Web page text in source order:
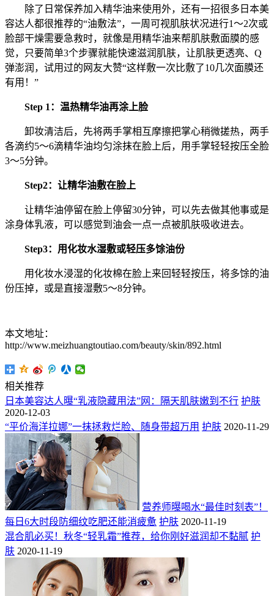
除了日常保养加入精华油来使用外，还有一招很多日本美
容达人都很推荐的“油敷法”，一周可视肌肤状况进行1～2次或
脸部干燥需要急救时，就像是用精华油来帮肌肤敷面膜的感
觉，只要简单3个步骤就能快速滋润肌肤，让肌肤更透亮、Q
弹澎润，试用过的网友大赞“这样敷一次比敷了10几次面膜还
有用！”
Step 1：温热精华油再涂上脸
卸妆清洁后，先将两手掌相互摩擦把掌心稍微搓热，两手
各滴约5～6滴精华油均匀涂抹在脸上后，用手掌轻轻按压全脸
3～5分钟。
Step2：让精华油敷在脸上
让精华油停留在脸上停留30分钟，可以先去做其他事或是
涂身体乳液，可以感觉到油会一点一点被肌肤吸收进去。
Step3：用化妆水湿敷或轻压多馀油份
用化妆水浸湿的化妆棉在脸上来回轻轻按压，将多馀的油
份压掉，或是直接湿敷5～8分钟。
本文地址：
http://www.meizhuangtoutiao.com/beauty/skin/892.html
相关推荐
日本美容达人曝“乳液隐藏用法”网：隔天肌肤嫩到不行 护肤
2020-12-03
“平价海洋拉娜”一抹拯救烂脸、随身带超万用 护肤 2020-11-29
营养师曝喝水“最佳时刻表”！
每日6大时段防细纹吃肥还能消疲惫 护肤 2020-11-19
混合肌必买！秋冬“轻乳霜”推荐，给你刚好滋润却不黏腻 护
肤 2020-11-19